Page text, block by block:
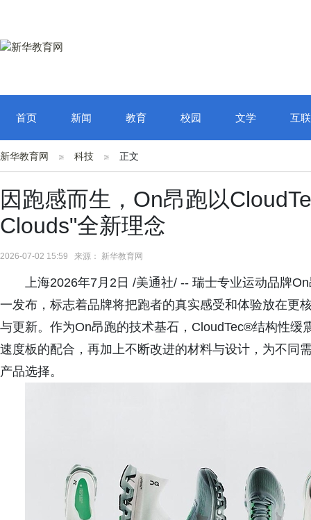
首页 新闻 教育 校园 文学 互
新华教育网 科技 正文
因跑感而生，On昂跑以
Clouds"全新理念
2026-07-02 15:59 来源： 新华教育网
上海2026年7月2日 /美通社/ -- 瑞士专业运动品牌
一发布，标志着品牌将把跑者的真实感受和体验放在更
与更新。作为On昂跑的技术基石，CloudTec®结构性
速度板的配合，再加上不断改进的材料与设计，为不同
产品选择。